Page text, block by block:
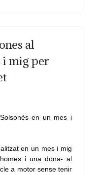
al
i mig per
en un mes i mig
i una dona- al
a motor sense tenir